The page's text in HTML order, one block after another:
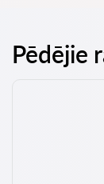
Pēdējie